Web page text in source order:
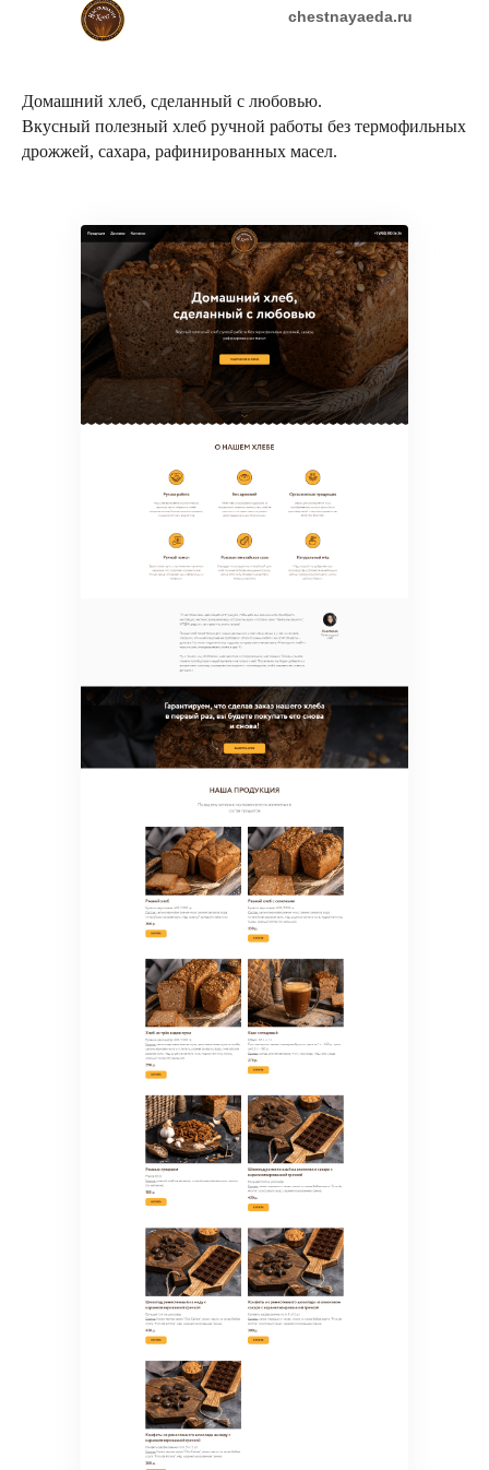
chestnayaeda.ru
Домашний хлеб, сделанный с любовью.
Вкусный полезный хлеб ручной работы без термофильных
дрожжей, сахара, рафинированных масел.